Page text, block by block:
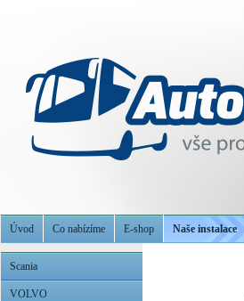
Úvod Co nabízíme E-shop Naše instalace
Scania
VOLVO